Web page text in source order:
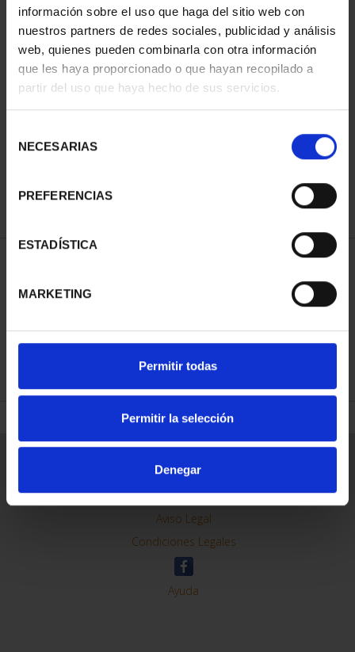
información sobre el uso que haga del sitio web con
nuestros partners de redes sociales, publicidad y análisis
web, quienes pueden combinarla con otra información
que les haya proporcionado o que hayan recopilado a
partir del uso que haya hecho de sus servicios.
NECESARIAS
PREFERENCIAS
ESTADÍSTICA
MARKETING
Permitir todas
Permitir la selección
Denegar
140,00 €
REFINAR
Contacto
Preguntas Frequentes (FAQs)
Aviso Legal
Condiciones Legales
Ayuda